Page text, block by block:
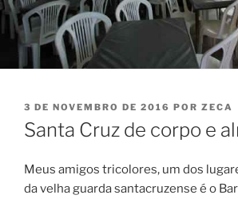
PUBLICADO
EM
3 DE NOVEMBRO DE 2016 POR ZECA
Santa Cruz de corpo e
Meus amigos tricolores, um dos
da velha guarda santacruzense é o